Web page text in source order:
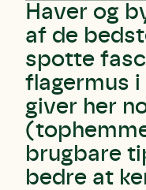
Haver og
af de
spotte
flagermus i
giver her
brugbare
bedre at